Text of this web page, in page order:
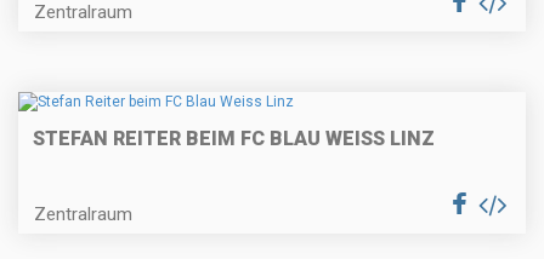
Zentralraum
STEFAN REITER BEIM FC BLAU WEISS LINZ
Zentralraum